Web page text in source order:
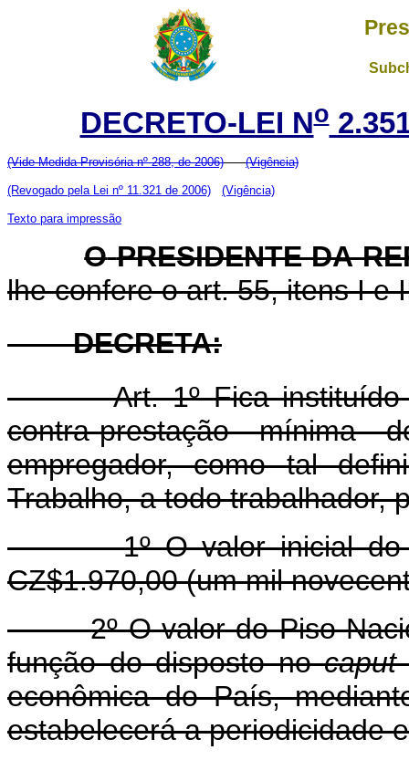
DECRETO-LEI No
(Vide Medida Provisória nº 288, de 2006) (Vigência)
(Revogado pela Lei nº 11.321 de 2006) (Vigência)
Texto para impressão
O PRESIDENTE DA
lhe confere o art. 55, itens I e
DECRETA:
Art. 1º Fica instituído o
contra-prestação mínima
empregador, como tal
Trabalho, a todo trabalhador,
1º O valor inicial do
CZ$1.970,00 (um mil
2º O valor do Piso
função do disposto nocaput
econômica do País,
estabelecerá a periodicidade